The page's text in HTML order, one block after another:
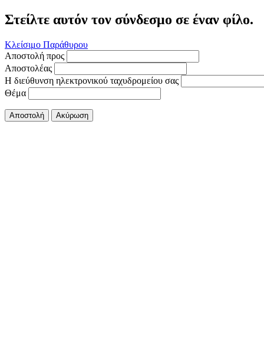
Στείλτε αυτόν τον σύνδεσμο σε έναν φίλο.
Κλείσιμο Παράθυρου
Αποστολή προς
Αποστολέας
Η διεύθυνση ηλεκτρονικού ταχυδρομείου σας
Θέμα
Αποστολή Ακύρωση